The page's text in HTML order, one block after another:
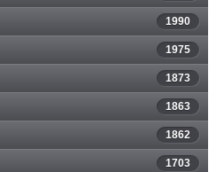
1990
1975
1873
1863
1862
1703